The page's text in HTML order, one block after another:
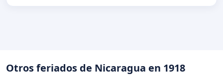
Otros feriados de Nicaragua en 1918